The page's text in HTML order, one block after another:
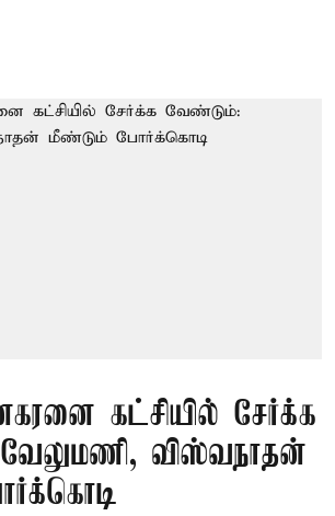
கட்சியில் சேர்க்க
விஸ்வநாதன்